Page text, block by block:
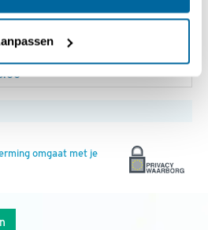
omgaat met je